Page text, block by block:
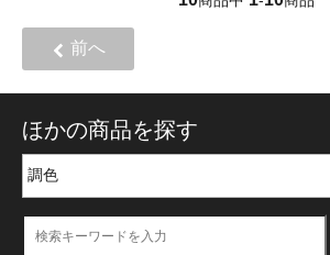
前へ
ほかの商品を探す